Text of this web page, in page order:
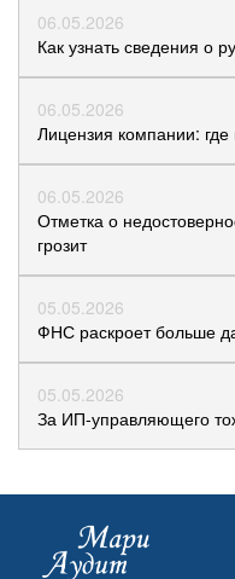
06.05.2026
Как узнать сведения о
06.05.2026
Лицензия компании: где
06.05.2026
Отметка о
грозит
05.05.2026
ФНС раскроет больше
05.05.2026
За ИП-управляющего